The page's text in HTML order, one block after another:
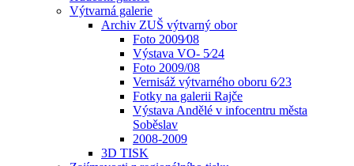
Výtvarná galerie
Archiv ZUŠ výtvarný obor
Foto 2009⁄08
Výstava VO- 5⁄24
Foto 2009/08
Vernisáž výtvarného oboru 6⁄23
Fotky na galerii Rajče
Výstava Andělé v infocentru města
Soběslav
2008-2009
3D TISK